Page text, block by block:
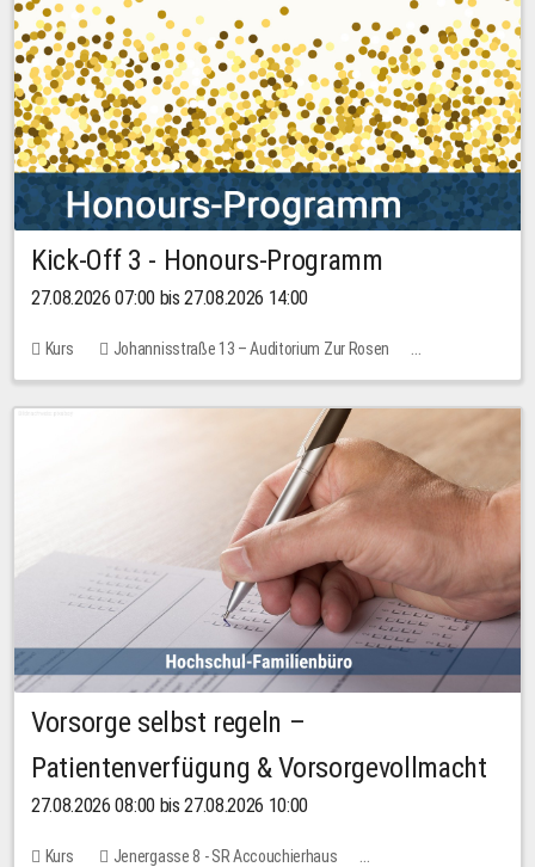
Kick-Off 3 - Honours-Programm
27.08.2026 07:00 bis 27.08.2026 14:00
Kurs
Johannisstraße 13 – Auditorium Zur Rosen
11 Plätze
Vorsorge selbst regeln –
Patientenverfügung & Vorsorgevollmacht
27.08.2026 08:00 bis 27.08.2026 10:00
Kurs
Jenergasse 8 - SR Accouchierhaus